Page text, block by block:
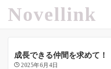
Novellink
成長できる仲間を求めて！
2025年6月4日